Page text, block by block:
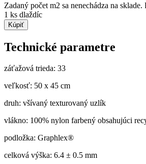
Zadaný počet m2 sa nenechádza na
1 ks dlaždíc
Kúpiť
Technické parametre
záťažová trieda: 33
veľkosť: 50 x 45 cm
druh: všívaný texturovaný uzlík
vlákno: 100% nylon farbený obsahujúci
podložka: Graphlex®
celková výška: 6.4 ± 0.5 mm